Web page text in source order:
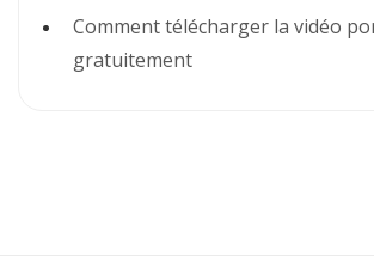
Comment télécharger la vidéo
gratuitement